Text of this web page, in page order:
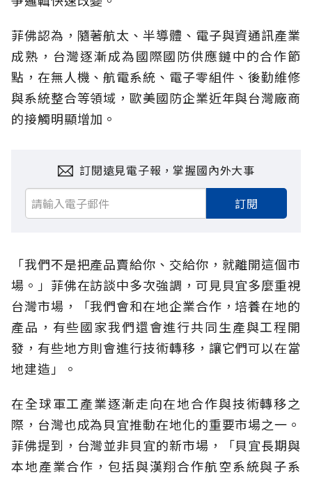
菲佛認為，隨著航太、半導體、電子與資通訊產業
成熟，台灣逐漸成為國際國防供應鏈中的合作節
點，在無人機、航電系統、電子零組件、後勤維修
與系統整合等領域，歐美國防企業近年與台灣廠商
的接觸明顯增加。
訂閱遠見電子報，掌握國內外大事
訂閱
「我們不是把產品賣給你、交給你，就離開這個市
場。」菲佛在訪談中多次強調，可見貝宜多麼重視
台灣市場，「我們會和在地企業合作，培養在地的
產品，有些國家我們還會進行共同生產與工程開
發，有些地方則會進行技術轉移，讓它們可以在當
地建造」。
在全球軍工產業逐漸走向在地合作與技術轉移之
際，台灣也成為貝宜推動在地化的重要市場之一。
菲佛提到，台灣並非貝宜的新市場，「貝宜長期與
本地產業合作，包括與漢翔合作航空系統與子系